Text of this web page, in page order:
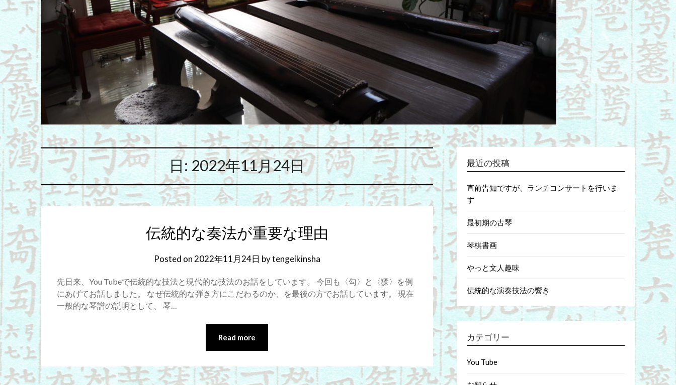
日: 2022年11月24日
伝統的な奏法が重要な理由
Posted on 2022年11月24日 bytengeikinsha
先日来、You Tubeで伝統的な技法と現代的な技法のお話をしています。 今回も〈勾〉と〈猱〉を例
にあげてお話しました。 なぜ伝統的な弾き方にこだわるのか、を最後の方でお話しています。 現在
一般的な琴譜の説明として、 琴…
Read more
最近の投稿
直前告知ですが、ランチコンサートを行いま
す
最初期の古琴
琴棋書画
やっと文人趣味
伝統的な演奏技法の響き
カテゴリー
You Tube